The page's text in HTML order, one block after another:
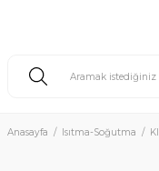
Anasayfa Isıtma-Soğutma